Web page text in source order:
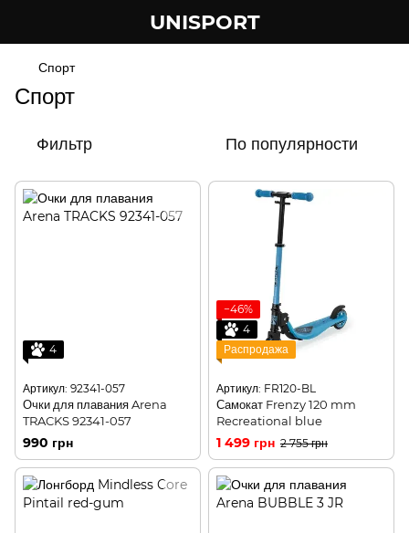
UNISPORT
Спорт
Спорт
Фильтр По популярности
4
Артикул: 92341-057
Очки для плавания Arena
TRACKS 92341-057
990 грн
−46%
4
Распродажа
Артикул: FR120-BL
Самокат Frenzy 120 mm
Recreational blue
1 499 грн 2 755 грн